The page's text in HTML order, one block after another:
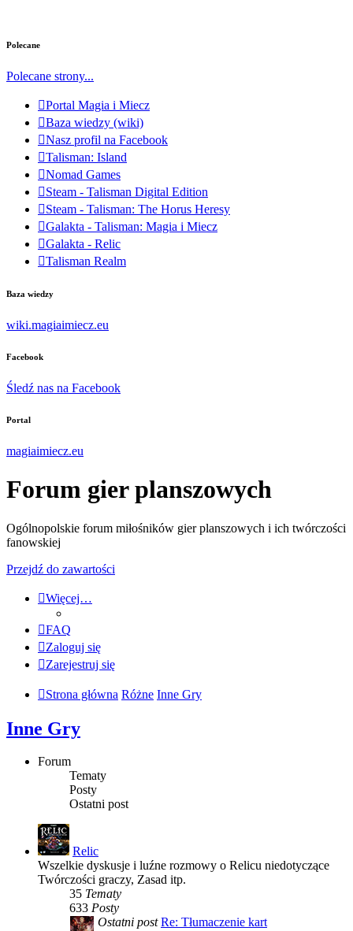
Polecane
Polecane strony...
Portal Magia i Miecz
Baza wiedzy (wiki)
Nasz profil na Facebook
Talisman: Island
Nomad Games
Steam - Talisman Digital Edition
Steam - Talisman: The Horus Heresy
Galakta - Talisman: Magia i Miecz
Galakta - Relic
Talisman Realm
Baza wiedzy
wiki.magiaimiecz.eu
Facebook
Śledź nas na Facebook
Portal
magiaimiecz.eu
Forum gier planszowych
Ogólnopolskie forum miłośników gier planszowych i ich twórczości
fanowskiej
Przejdź do zawartości
Więcej…
FAQ
Zaloguj się
Zarejestruj się
Strona główna Różne Inne Gry
Inne Gry
Forum
Tematy
Posty
Ostatni post
Relic
Wszelkie dyskusje i luźne rozmowy o Relicu niedotyczące
Twórczości graczy, Zasad itp.
35 Tematy
633 Posty
Ostatni post Re: Tłumaczenie kart